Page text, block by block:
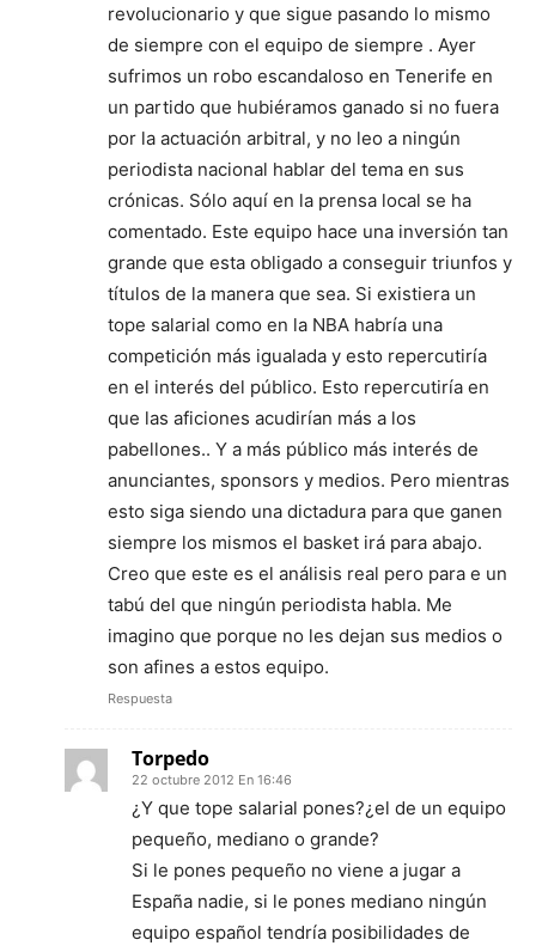
revolucionario y que sigue pasando lo mismo
de siempre con el equipo de siempre . Ayer
sufrimos un robo escandaloso en Tenerife en
un partido que hubiéramos ganado si no fuera
por la actuación arbitral, y no leo a ningún
periodista nacional hablar del tema en sus
crónicas. Sólo aquí en la prensa local se ha
comentado. Este equipo hace una inversión tan
grande que esta obligado a conseguir triunfos y
títulos de la manera que sea. Si existiera un
tope salarial como en la NBA habría una
competición más igualada y esto repercutiría
en el interés del público. Esto repercutiría en
que las aficiones acudirían más a los
pabellones.. Y a más público más interés de
anunciantes, sponsors y medios. Pero mientras
esto siga siendo una dictadura para que ganen
siempre los mismos el basket irá para abajo.
Creo que este es el análisis real pero para e un
tabú del que ningún periodista habla. Me
imagino que porque no les dejan sus medios o
son afines a estos equipo.
Respuesta
Torpedo
22 octubre 2012 En 16:46
¿Y que tope salarial pones?¿el de un equipo
pequeño, mediano o grande?
Si le pones pequeño no viene a jugar a
España nadie, si le pones mediano ningún
equipo español tendría posibilidades de